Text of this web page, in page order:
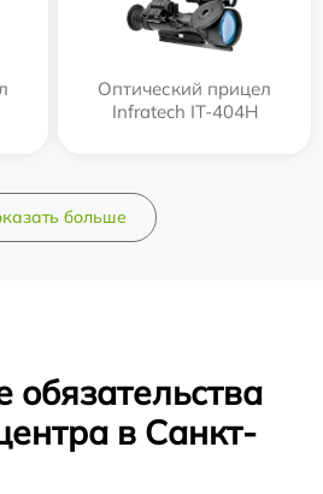
Оптический прицел
Infratech IT-404H
больше
обязательства
в Санкт-